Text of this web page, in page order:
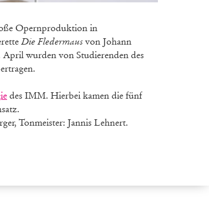
Opernproduktion in
Die Fledermaus von Johann
April wurden von Studierenden des
des IMM. Hierbei kamen die fünf
Tonmeister: Jannis Lehnert.